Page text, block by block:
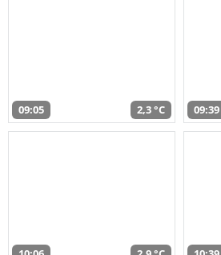
09:05 2,3 °C 09:39